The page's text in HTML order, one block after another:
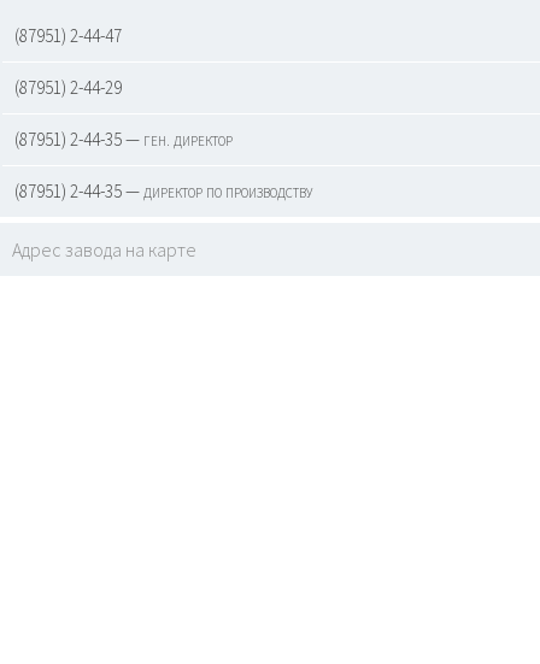
(87951) 2-44-47
(87951) 2-44-29
(87951) 2-44-35 — ген. директор
(87951) 2-44-35 — директор по производству
Адрес завода на карте